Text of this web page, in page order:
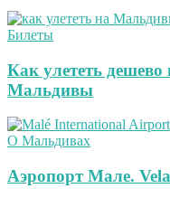
Билеты
Как улететь
Мальдивы
О Мальдивах
Аэропорт Мале.